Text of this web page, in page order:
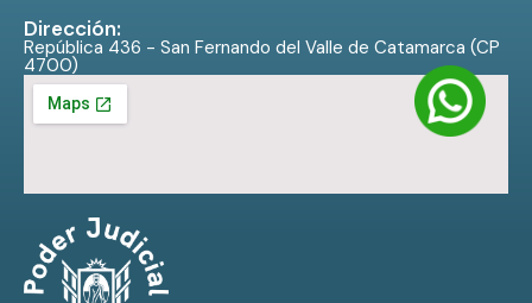
Dirección:
República 436 - San Fernando del Valle de Catamarca (CP
4700)